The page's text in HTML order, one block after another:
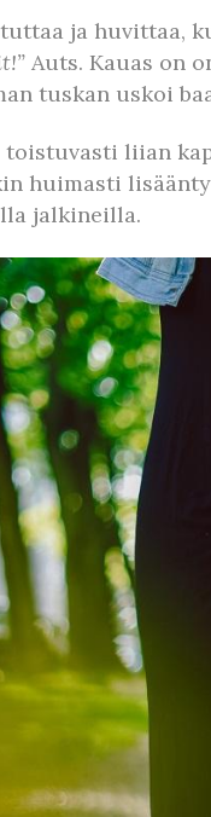
ja huvittaa,
Auts. Kauas on
tuskan uskoi
liian
huimasti
jalkineilla.